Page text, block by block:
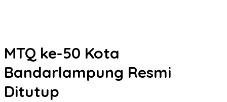
MTQ ke-50 Kota
Bandarlampung Resmi
Ditutup